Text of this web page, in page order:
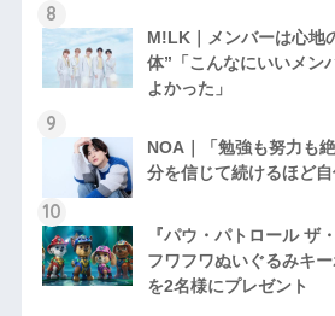
M!LK｜メンバーは心地
体”「こんなにいいメン
よかった」
NOA｜「勉強も努力も
分を信じて続けるほど自
『パウ・パトロール ザ
フワフワぬいぐるみキー
を2名様にプレゼント